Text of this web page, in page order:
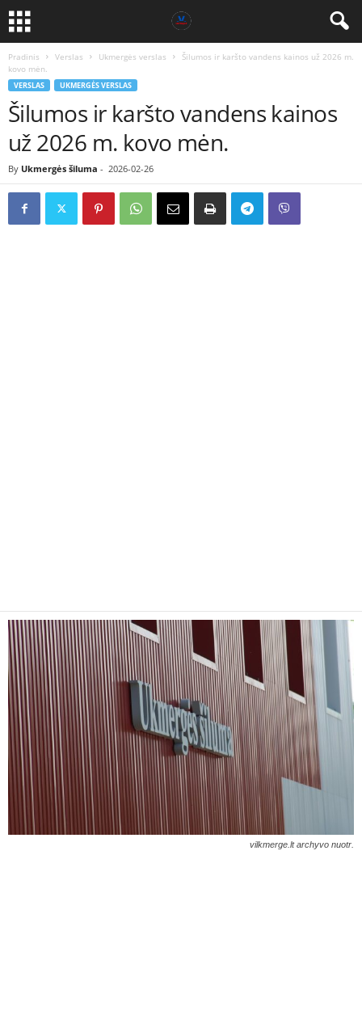
Pradinis Verslas Ukmergės verslas
Šilumos ir karšto vandens kainos už 2026 m.
kovo mėn.
VERSLAS UKMERGĖS VERSLAS
Šilumos ir karšto vandens kainos
už 2026 m. kovo mėn.
By Ukmergės šiluma - 2026-02-26
vilkmerge.lt archyvo nuotr.